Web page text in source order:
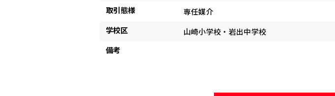
取引態様
専任媒介
学校区
山崎小学校・岩出中学校
備考